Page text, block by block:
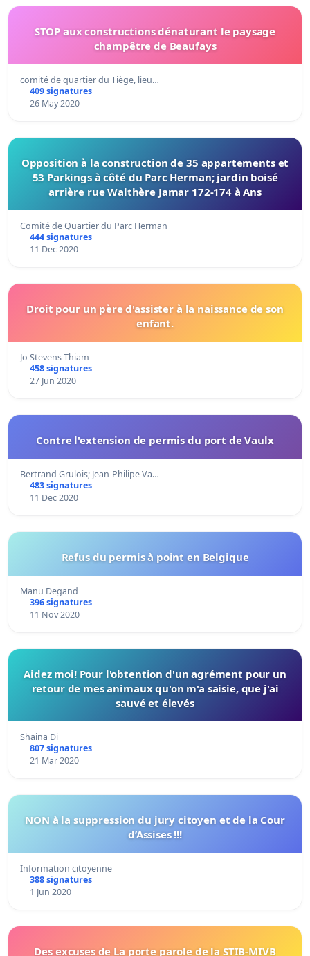
STOP aux constructions dénaturant le paysage
champêtre de Beaufays
comité de quartier du Tiège, lieu…
409 signatures
26 May 2020
Opposition à la construction de 35 appartements et
53 Parkings à côté du Parc Herman; jardin boisé
arrière rue Walthère Jamar 172-174 à Ans
Comité de Quartier du Parc Herman
444 signatures
11 Dec 2020
Droit pour un père d'assister à la naissance de son
enfant.
Jo Stevens Thiam
458 signatures
27 Jun 2020
Contre l'extension de permis du port de Vaulx
Bertrand Grulois; Jean-Philipe Va…
483 signatures
11 Dec 2020
Refus du permis à point en Belgique
Manu Degand
396 signatures
11 Nov 2020
Aidez moi! Pour l'obtention d'un agrément pour un
retour de mes animaux qu'on m'a saisie, que j'ai
sauvé et élevés
Shaina Di
807 signatures
21 Mar 2020
NON à la suppression du jury citoyen et de la Cour
d’Assises !!!
Information citoyenne
388 signatures
1 Jun 2020
Des excuses de La porte parole de la STIB-MIVB